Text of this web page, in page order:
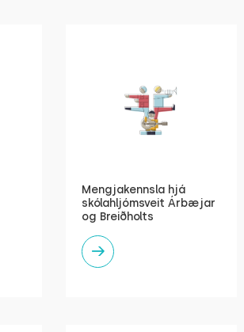
Mengjakennsla hjá
skólahljómsveit Árbæjar
og Breiðholts